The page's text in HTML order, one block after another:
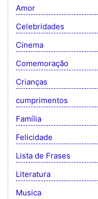
Amor
Celebridades
Cinema
Comemoração
Crianças
cumprimentos
Família
Felicidade
Lista de Frases
Literatura
Musica